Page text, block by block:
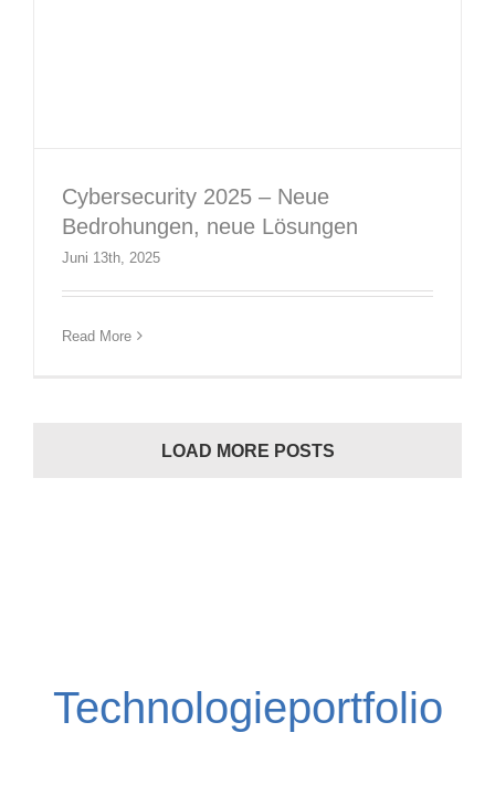
Cybersecurity 2025 – Neue
Bedrohungen, neue Lösungen
Juni 13th, 2025
Read More
LOAD MORE POSTS
Technologieportfolio